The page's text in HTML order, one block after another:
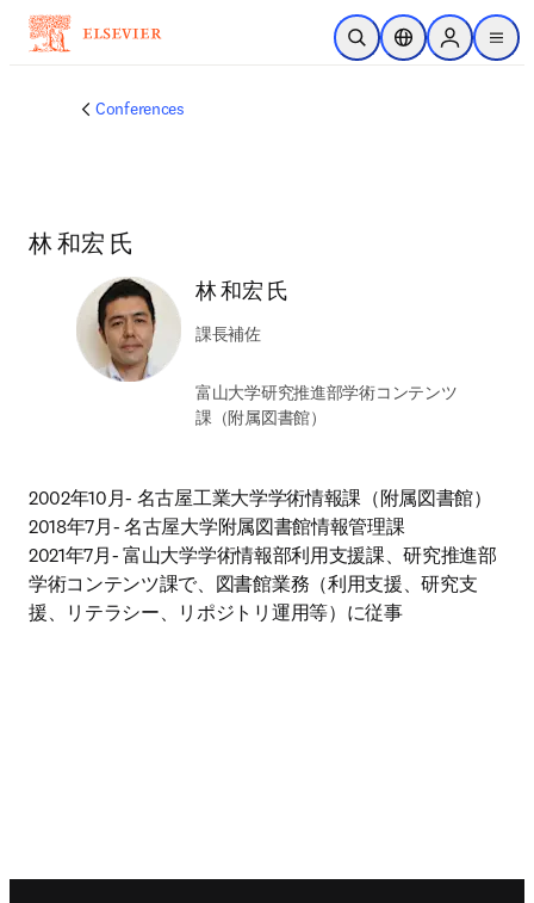
メインのコンテンツにスキップ
検索を開くロケーションセレ
Sign in to
menu
Conferences
林 和宏 氏
林 和宏 氏
課長補佐
富山大学研究推進部学術コンテンツ
課（附属図書館）
2002年10月- 名古屋工業大学学術情報課（附属図書館）
2018年7月- 名古屋大学附属図書館情報管理課
2021年7月- 富山大学学術情報部利用支援課、研究推進部
学術コンテンツ課で、図書館業務（利用支援、研究支
援、リテラシー、リポジトリ運用等）に従事